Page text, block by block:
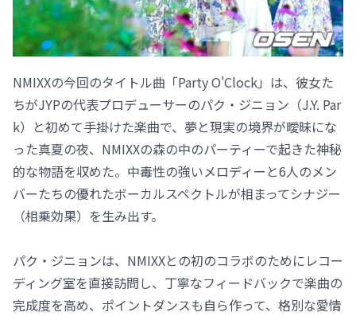
NMIXXの今回のタイトル曲「Party O'Clock」は、彼女た
ちがJYPの代表プロデューサーのパク・ジニョン（J.Y. Par
k）と初めて手掛けた楽曲で、夢と現実の境界が曖昧にな
った真夏の夜、NMIXXの森の中のパーティーで起きた神秘
的な物語を収めた。中毒性の強いメロディーと6人のメン
バーたちの優れたボーカルスペクトルが相まってシナジー
（相乗効果）を生み出す。
パク・ジニョンは、NMIXXとの初のコラボのためにレコー
ディング室を直接訪問し、丁寧なフィードバックで楽曲の
完成度を高め、ポイントダンスも自ら作って、格別な愛情